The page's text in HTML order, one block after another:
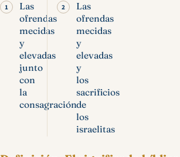
Las
ofrendas
mecidas
y
elevadas
junto
con
la
consagración
Las
ofrendas
mecidas
y
elevadas
y
los
sacrificios
de
los
israelitas